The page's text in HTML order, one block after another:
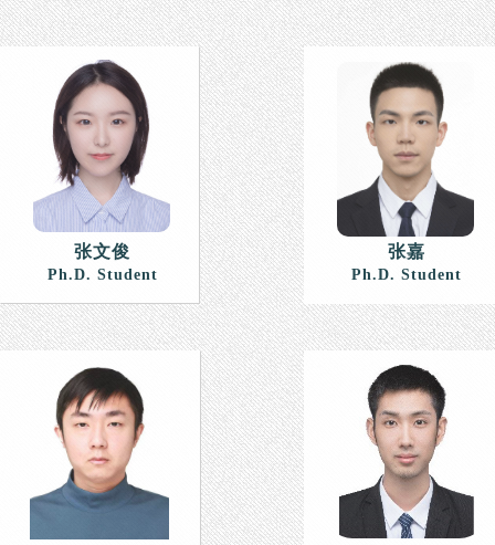
张嘉
Ph.D. Student
张文俊
Ph.D. Student